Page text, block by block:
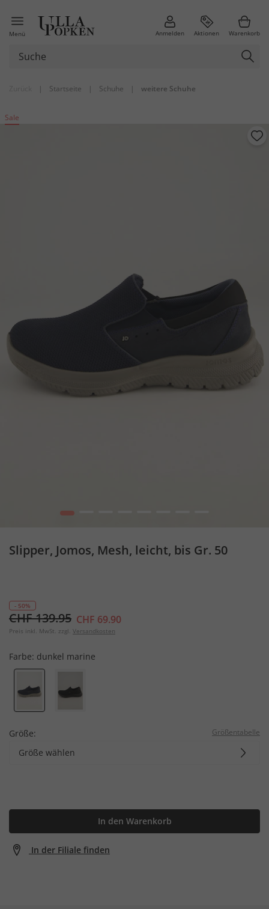
Menü Anmelden Aktionen Warenkorb
| Startseite | Schuhe | weitere Schuhe
Sale
1
Slipper, Jomos, Mesh, leicht, bis Gr. 50
- 50%
CHF 139.95 CHF 69.90
Preis inkl. MwSt. zzgl. Versandkosten
Farbe: dunkel marine
Größe: Größentabelle
Größe wählen
In den Warenkorb
In der Filiale finden